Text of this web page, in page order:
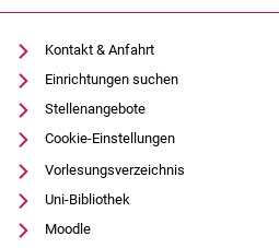
Kontakt & Anfahrt
Einrichtungen suchen
Stellenangebote
Cookie-Einstellungen
Vorlesungsverzeichnis
Uni-Bibliothek
Moodle